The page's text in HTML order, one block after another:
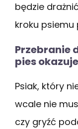
będzie
kroku
Przebranie
pies
Psiak, który
wcale nie
czy gryźć